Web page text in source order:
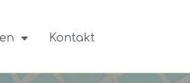
Kontakt